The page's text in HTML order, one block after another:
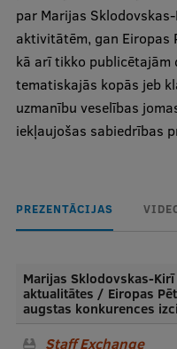
RSU Great Hall
Museums and
Development and
Rankings
Virtual tour
Sustainable
Souvenirs and books
par Marijas
aktivitātēm, gan Eiropas
kā arī tikko publicētajām
tematiskajās kopās jeb
uzmanību veselības
iekļaujošas sabiedrības
PREZENTĀCIJAS
Marijas Sklodovskas-
aktualitātes / Eiropas
augstas konkurences
Staff Exchange